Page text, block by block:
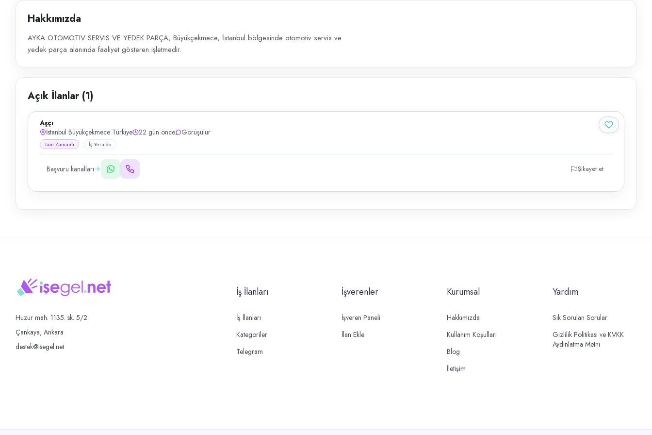
Hakkımızda
AYKA OTOMOTIV SERVIS VE YEDEK PARÇA, Büyükçekmece, İstanbul bölgesinde otomotiv servis ve
yedek parça alanında faaliyet gösteren işletmedir.
Açık İlanlar (1)
Aşçı
İstanbul Büyükçekmece Türkiye
22 gün önce Görüşülür
Tam Zamanlı İş Yerinde
Başvuru kanalları Şikayet et
Huzur mah. 1135. sk. 5/2
Çankaya, Ankara
destek@isegel.net
İş İlanları
İş İlanları
Kategoriler
Telegram
İşverenler
İşveren Paneli
İlan Ekle
Kurumsal
Hakkımızda
Kullanım Koşulları
Blog
İletişim
Yardım
Sık Sorulan Sorular
Gizlilik Politikası ve KVKK
Aydınlatma Metni